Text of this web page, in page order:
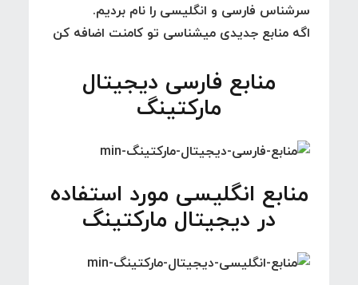
سرشناس فارسی و انگلیسی را نام بردیم.
اگه منابع جدیدی میشناسی تو کامنت اضافه کن
منابع فارسی دیجیتال
مارکتینگ
منابع انگلیسی مورد استفاده
در دیجیتال مارکتینگ